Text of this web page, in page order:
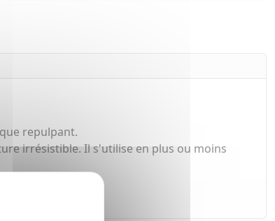
repulpant.
irrésistible. Il s'utilise en plus ou moins